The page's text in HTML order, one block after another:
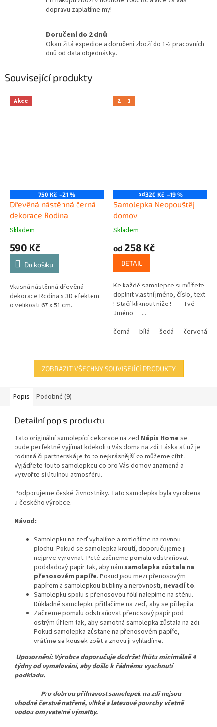
dopravu zaplatíme my!
Doručení do 2 dnů
Okamžitá expedice a doručení zboží do 1-2 pracovních
dnů od data objednávky.
Související produkty
Akce
750 Kč –21 %
Dřevěná nástěnná černá
dekorace Rodina
Skladem
590 Kč
Do košíku
Vkusná nástěnná dřevěná
dekorace Rodina s 3D efektem
o velikosti 67 x 51 cm.
2 + 1
od320 Kč –19 %
Samolepka Neopouštěj
domov
Skladem
od 258 Kč
DETAIL
Ke každé samolepce si můžete
doplnit vlastní jméno, číslo, text
! Stačí kliknout níže ! Tvé
Jméno ...
černá
bílá šedá červená
ZOBRAZIT VŠECHNY SOUVISEJÍCÍ PRODUKTY
Popis Podobné (9)
Detailní popis produktu
Tato originální samolepící dekorace na zeď Nápis Home se
bude perfektně vyjímat kdekoli u Vás doma na zdi. Láska ať už je
rodinná či partnerská je to to nejkrásnější co můžeme cítit .
Vyjádřete touto samolepkou co pro Vás domov znamená a
vytvořte si útulnou atmosféru.
Podporujeme české živnostníky. Tato samolepka byla vyrobena
u českého výrobce.
Návod:
Samolepku na zeď vybalíme a rozložíme na rovnou
plochu. Pokud se samolepka kroutí, doporučujeme ji
nejprve vyrovnat. Poté začneme pomalu odstraňovat
podkladový papír tak, aby nám samolepka zůstala na
přenosovém papíře. Pokud jsou mezi přenosovým
papírem a samolepkou bubliny a nerovnosti, nevadí to.
Samolepku spolu s přenosovou fólií nalepíme na stěnu.
Důkladně samolepku přitlačíme na zeď, aby se přilepila.
Začneme pomalu odstraňovat přenosový papír pod
ostrým úhlem tak, aby samotná samolepka zůstala na zdi.
Pokud samolepka zůstane na přenosovém papíře,
vrátíme se kousek zpět a znovu ji vyhladíme.
Upozornění: Výrobce doporučuje dodržet lhůtu minimálně 4
týdny od vymalování, aby došlo k řádnému vyschnutí
podkladu.
Pro dobrou přilnavost samolepek na zdi nejsou
vhodné čerstvě natřené, vlhké a latexové povrchy včetně
vodou omyvatelné výmalby.